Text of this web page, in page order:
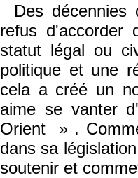
Des décennies
refus d'accorder
statut légal ou
politique et une
cela a créé un
aime se vanter
Orient
.
dans sa
soutenir et